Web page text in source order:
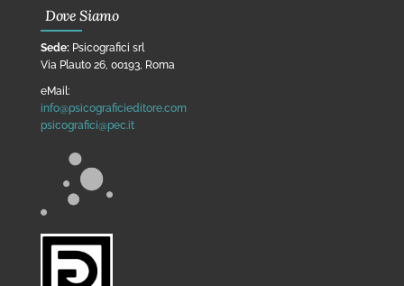
Dove Siamo
Sede: Psicografici srl
Via Plauto 26, 00193, Roma
eMail:
info@psicograficieditore.com
psicografici@pec.it